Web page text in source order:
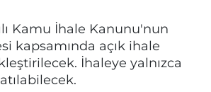
Kamu İhale Kanunu'nun
kapsamında açık ihale
İhaleye yalnızca